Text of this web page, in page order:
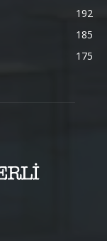
192
185
175